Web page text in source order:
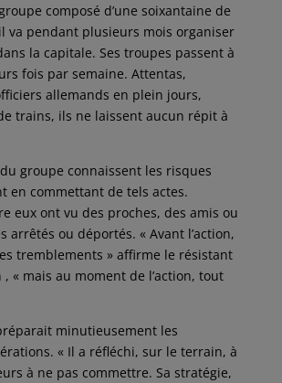
composé d’une soixantaine de
va pendant plusieurs mois organiser
la capitale. Ses troupes passent à
fois par semaine. Attentas,
allemands en plein jours,
trains, ils ne laissent aucun répit à
groupe connaissent les risques
en commettant de tels actes.
eux ont vu des proches, des amis ou
arrêtés ou déportés. « Avant l’action,
tremblements » affirme le résistant
, « mais au moment de l’action, tout
minutieusement les
« Il a réfléchi, sur le terrain, à
à ne pas commettre. Sa stratégie,